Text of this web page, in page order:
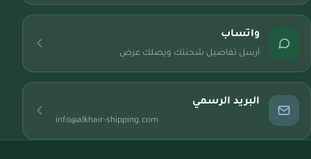
واتساب
أرسل تفاصيل شحنتك ويصلك عرض
البريد الرسمي
info@alkhair-shipping.com